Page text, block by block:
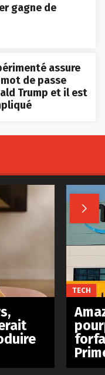
gagne de
assure
de passe
Trump et il est

TECH